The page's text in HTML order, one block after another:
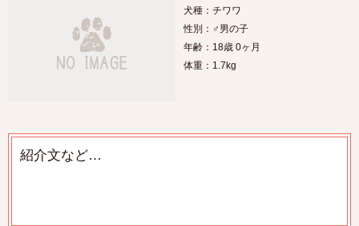
犬種：チワワ
性別：♂男の子
年齢：18歳 0ヶ月
体重：1.7kg
紹介文など…